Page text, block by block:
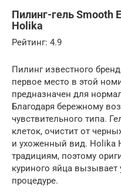
Пилинг-гель Smooth
Holika
Рейтинг: 4.9
Пилинг известного
первое место в этой
предназначен для
Благодаря бережному
чувствительного типа.
клеток, очистит от
и ухоженный вид. Holika
традициям, поэтому
куриного яйца вызывает
процедуре.